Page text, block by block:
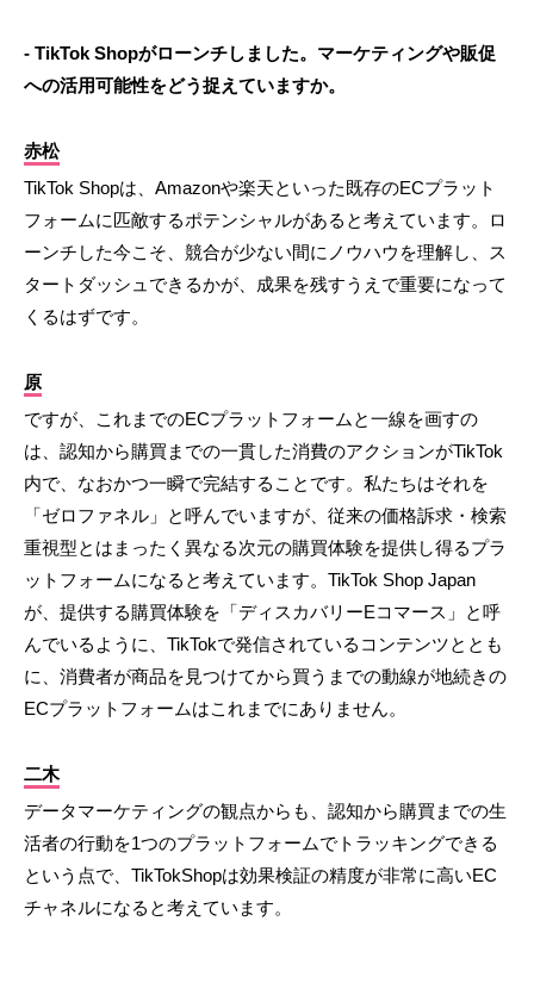
- TikTok Shopがローンチしました。マーケティングや販促
への活用可能性をどう捉えていますか。
赤松
TikTok Shopは、Amazonや楽天といった既存のECプラット
フォームに匹敵するポテンシャルがあると考えています。ロ
ーンチした今こそ、競合が少ない間にノウハウを理解し、ス
タートダッシュできるかが、成果を残すうえで重要になって
くるはずです。
原
ですが、これまでのECプラットフォームと一線を画すの
は、認知から購買までの一貫した消費のアクションがTikTok
内で、なおかつ一瞬で完結することです。私たちはそれを
「ゼロファネル」と呼んでいますが、従来の価格訴求・検索
重視型とはまったく異なる次元の購買体験を提供し得るプラ
ットフォームになると考えています。TikTok Shop Japan
が、提供する購買体験を「ディスカバリーEコマース」と呼
んでいるように、TikTokで発信されているコンテンツととも
に、消費者が商品を見つけてから買うまでの動線が地続きの
ECプラットフォームはこれまでにありません。
二木
データマーケティングの観点からも、認知から購買までの生
活者の行動を1つのプラットフォームでトラッキングできる
という点で、TikTokShopは効果検証の精度が非常に高いEC
チャネルになると考えています。